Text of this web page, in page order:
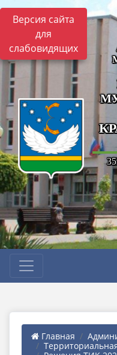
Версия сайта
для
слабовидящих
Главная